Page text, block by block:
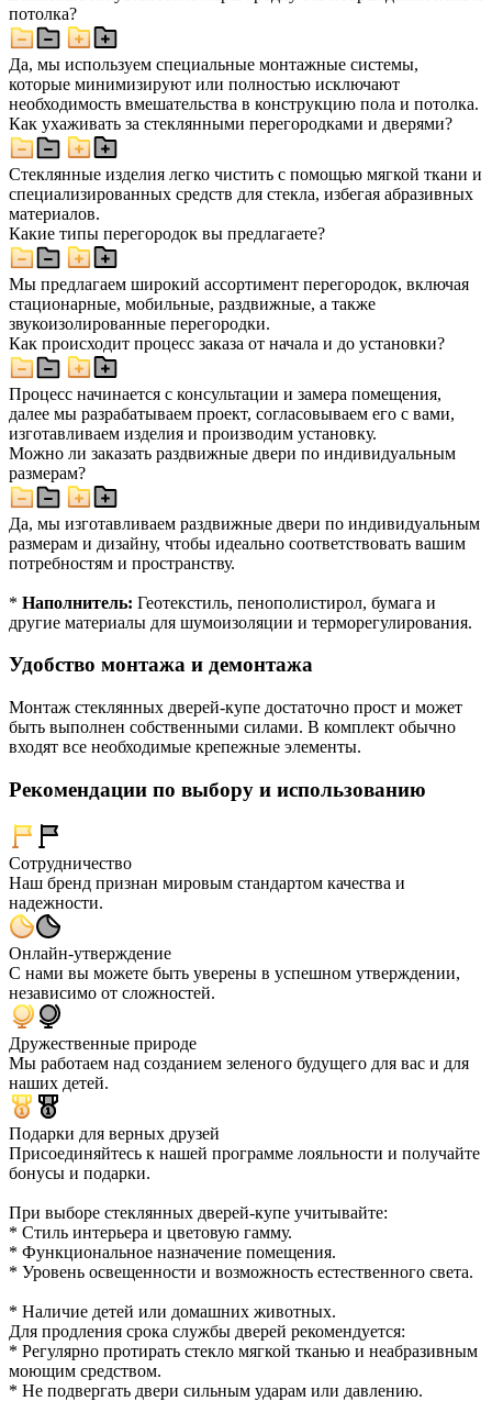
потолка?
Да, мы используем специальные монтажные системы,
которые минимизируют или полностью исключают
необходимость вмешательства в конструкцию пола и потолка.
Как ухаживать за стеклянными перегородками и дверями?
Стеклянные изделия легко чистить с помощью мягкой ткани и
специализированных средств для стекла, избегая абразивных
материалов.
Какие типы перегородок вы предлагаете?
Мы предлагаем широкий ассортимент перегородок, включая
стационарные, мобильные, раздвижные, а также
звукоизолированные перегородки.
Как происходит процесс заказа от начала и до установки?
Процесс начинается с консультации и замера помещения,
далее мы разрабатываем проект, согласовываем его с вами,
изготавливаем изделия и производим установку.
Можно ли заказать раздвижные двери по индивидуальным
размерам?
Да, мы изготавливаем раздвижные двери по индивидуальным
размерам и дизайну, чтобы идеально соответствовать вашим
потребностям и пространству.
* Наполнитель: Геотекстиль, пенополистирол, бумага и
другие материалы для шумоизоляции и терморегулирования.
Удобство монтажа и демонтажа
Монтаж стеклянных дверей-купе достаточно прост и может
быть выполнен собственными силами. В комплект обычно
входят все необходимые крепежные элементы.
Рекомендации по выбору и использованию
Сотрудничество
Наш бренд признан мировым стандартом качества и
надежности.
Онлайн-утверждение
С нами вы можете быть уверены в успешном утверждении,
независимо от сложностей.
Дружественные природе
Мы работаем над созданием зеленого будущего для вас и для
наших детей.
Подарки для верных друзей
Присоединяйтесь к нашей программе лояльности и получайте
бонусы и подарки.
При выборе стеклянных дверей-купе учитывайте:
* Стиль интерьера и цветовую гамму.
* Функциональное назначение помещения.
* Уровень освещенности и возможность естественного света.
* Наличие детей или домашних животных.
Для продления срока службы дверей рекомендуется:
* Регулярно протирать стекло мягкой тканью и неабразивным
моющим средством.
* Не подвергать двери сильным ударам или давлению.